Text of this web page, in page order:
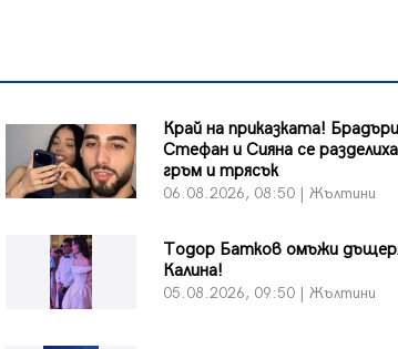
Край на приказката!
Стефан и Сияна се
гръм и трясък
06.08.2026, 08:50 | Жълтини
Тодор Батков омъжи
Калина!
05.08.2026, 09:50 | Жълтини